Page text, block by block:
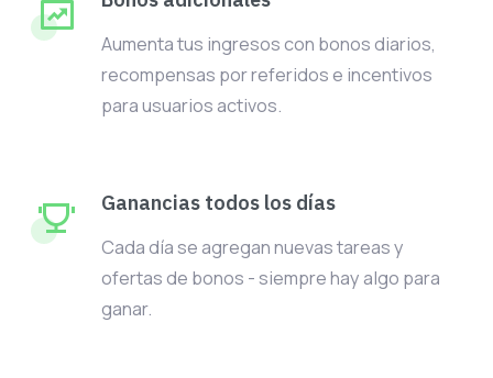
Aumenta tus ingresos con bonos diarios,
recompensas por referidos e incentivos
para usuarios activos.
Ganancias todos los días
Cada día se agregan nuevas tareas y
ofertas de bonos - siempre hay algo para
ganar.